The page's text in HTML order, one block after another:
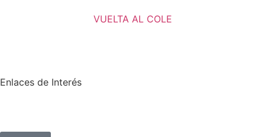
VUELTA AL COLE
Enlaces de Interés